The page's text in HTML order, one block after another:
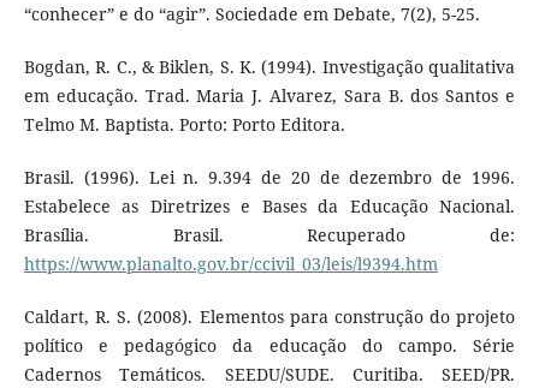
“conhecer” e do “agir”. Sociedade em Debate, 7(2), 5-25.
Bogdan, R. C., & Biklen, S. K. (1994). Investigação qualitativa
em educação. Trad. Maria J. Alvarez, Sara B. dos Santos e
Telmo M. Baptista. Porto: Porto Editora.
Brasil. (1996). Lei n. 9.394 de 20 de dezembro de 1996.
Estabelece as Diretrizes e Bases da Educação Nacional.
Brasília. Brasil. Recuperado de:
https://www.planalto.gov.br/ccivil_03/leis/l9394.htm
Caldart, R. S. (2008). Elementos para construção do projeto
político e pedagógico da educação do campo. Série
Cadernos Temáticos. SEEDU/SUDE. Curitiba. SEED/PR.